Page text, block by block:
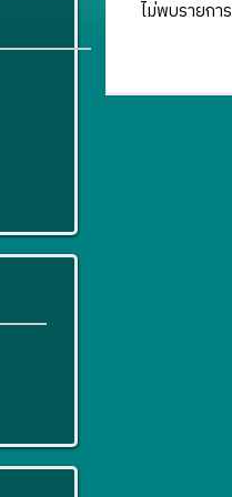
ไม่พบรายกา